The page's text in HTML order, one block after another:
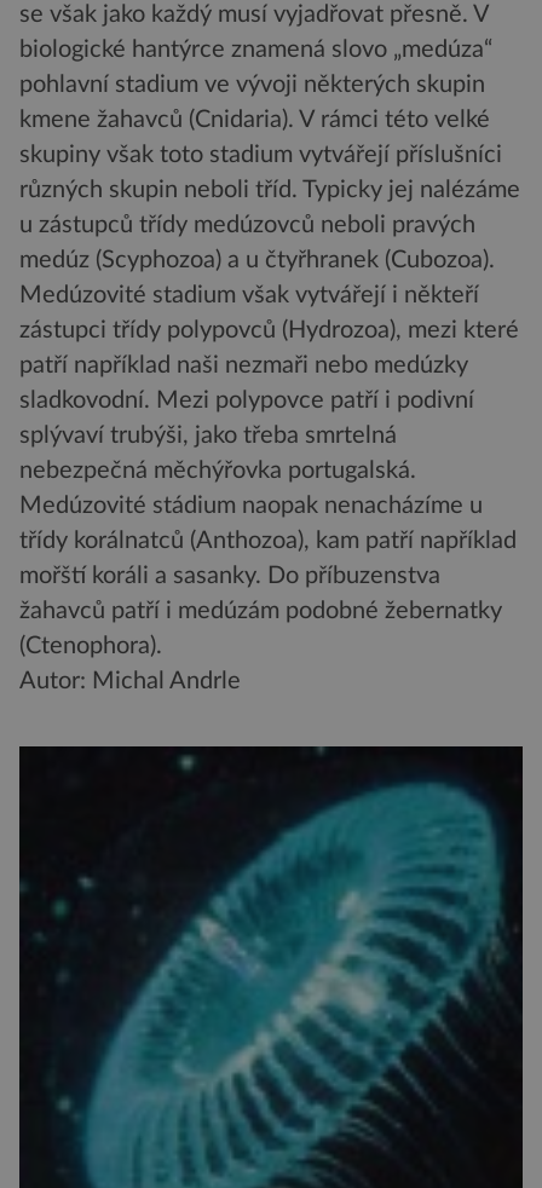
se však jako každý musí vyjadřovat přesně. V
biologické hantýrce znamená slovo „medúza“
pohlavní stadium ve vývoji některých skupin
kmene žahavců (Cnidaria). V rámci této velké
skupiny však toto stadium vytvářejí příslušníci
různých skupin neboli tříd. Typicky jej nalézáme
u zástupců třídy medúzovců neboli pravých
medúz (Scyphozoa) a u čtyřhranek (Cubozoa).
Medúzovité stadium však vytvářejí i někteří
zástupci třídy polypovců (Hydrozoa), mezi které
patří například naši nezmaři nebo medúzky
sladkovodní. Mezi polypovce patří i podivní
splývaví trubýši, jako třeba smrtelná
nebezpečná měchýřovka portugalská.
Medúzovité stádium naopak nenacházíme u
třídy korálnatců (Anthozoa), kam patří například
mořští koráli a sasanky. Do příbuzenstva
žahavců patří i medúzám podobné žebernatky
(Ctenophora).
Autor: Michal Andrle